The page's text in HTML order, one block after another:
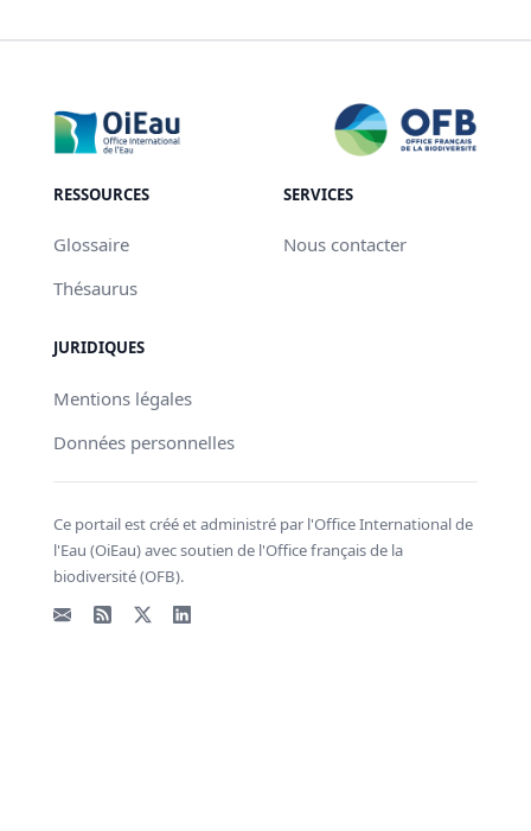
RESSOURCES
Glossaire
Thésaurus
SERVICES
Nous contacter
JURIDIQUES
Mentions légales
Données personnelles
Ce portail est créé et administré par l'Office International de
l'Eau (OiEau) avec soutien de l'Office français de la
biodiversité (OFB).